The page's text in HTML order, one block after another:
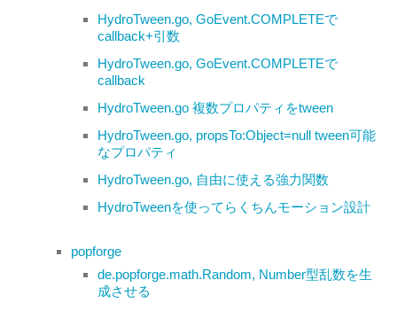
HydroTween.go, GoEvent.COMPLETEで
callback+引数
HydroTween.go, GoEvent.COMPLETEで
callback
HydroTween.go 複数プロパティをtween
HydroTween.go, propsTo:Object=null tween可能
なプロパティ
HydroTween.go, 自由に使える強力関数
HydroTweenを使ってらくちんモーション設計
popforge
de.popforge.math.Random, Number型乱数を生
成させる